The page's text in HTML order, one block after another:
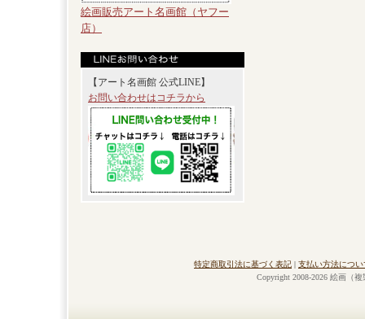
絵画販売アート名画館（ヤフー
店）
【アート名画館 公式LINE】
お問い合わせはコチラから
特定商取引法に基づく表記 | 支払い方法につい
Copyright 2008-2026 絵画（